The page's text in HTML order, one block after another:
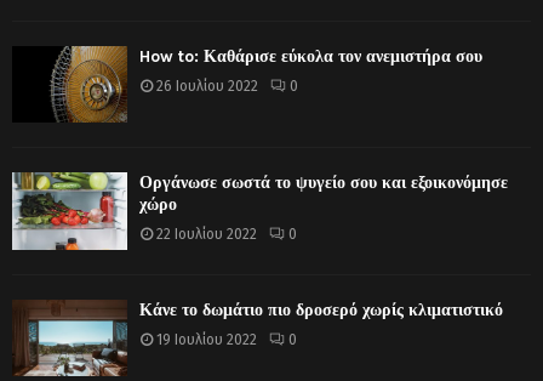
How to: Καθάρισε εύκολα τον ανεμιστήρα σου
26 Ιουλίου 2022 0
Οργάνωσε σωστά το ψυγείο σου και εξοικονόμησε
χώρο
22 Ιουλίου 2022 0
Κάνε το δωμάτιο πιο δροσερό χωρίς κλιματιστικό
19 Ιουλίου 2022 0